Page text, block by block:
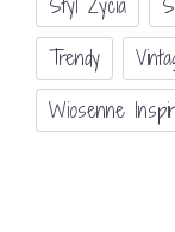
Trendy
Wiosenne